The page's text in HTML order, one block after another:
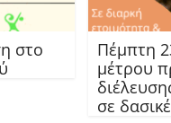
στο
Πέμπτη
μέτρου
σε